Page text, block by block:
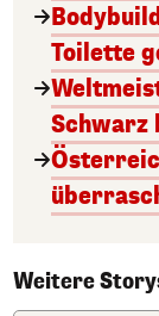
Toilette
Schwarz
Weitere